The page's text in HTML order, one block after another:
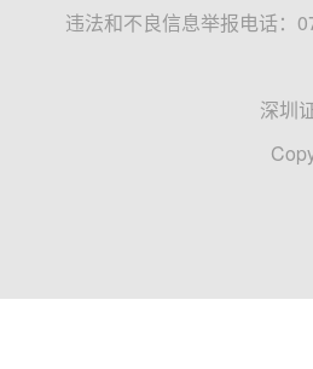
违法和不良信息举报电话：
深圳